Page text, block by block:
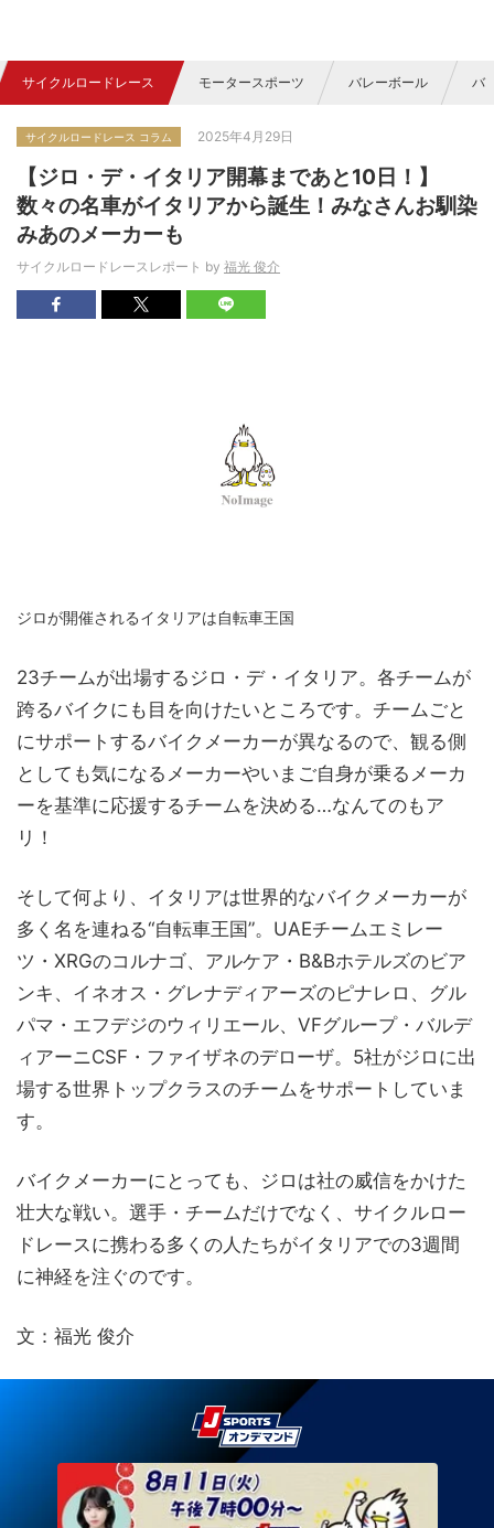
サイクルロードレース モータースポーツ バレーボール バ
サイクルロードレース コラム 2025年4月29日
【ジロ・デ・イタリア開幕まであと10日！】
数々の名車がイタリアから誕生！みなさんお馴染
みあのメーカーも
サイクルロードレースレポート by 福光 俊介
ジロが開催されるイタリアは自転車王国
23チームが出場するジロ・デ・イタリア。各チームが
跨るバイクにも目を向けたいところです。チームごと
にサポートするバイクメーカーが異なるので、観る側
としても気になるメーカーやいまご自身が乗るメーカ
ーを基準に応援するチームを決める…なんてのもア
リ！
そして何より、イタリアは世界的なバイクメーカーが
多く名を連ねる“自転車王国”。UAEチームエミレー
ツ・XRGのコルナゴ、アルケア・B&Bホテルズのビア
ンキ、イネオス・グレナディアーズのピナレロ、グル
パマ・エフデジのウィリエール、VFグループ・バルデ
ィアーニCSF・ファイザネのデローザ。5社がジロに出
場する世界トップクラスのチームをサポートしていま
す。
バイクメーカーにとっても、ジロは社の威信をかけた
壮大な戦い。選手・チームだけでなく、サイクルロー
ドレースに携わる多くの人たちがイタリアでの3週間
に神経を注ぐのです。
文：福光 俊介